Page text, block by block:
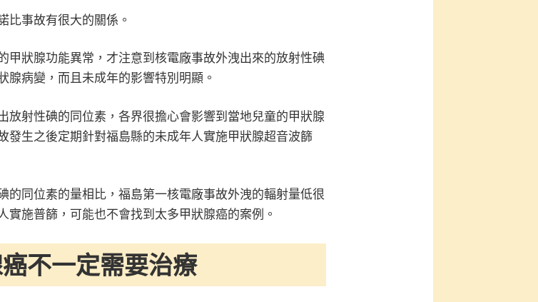
比事故有很大的關係。
甲狀腺功能異常，才注意到核電廠事故外洩出來的放射性碘
腺病變，而且未成年的影響特別明顯。
放射性碘的同位素，各界很擔心會影響到當地兒童的甲狀腺
發生之後定期針對福島縣的未成年人實施甲狀腺超音波篩
的同位素的量相比，福島第一核電廠事故外洩的輻射量低很
實施普篩，可能也不會找到太多甲狀腺癌的案例。
不一定需要治療